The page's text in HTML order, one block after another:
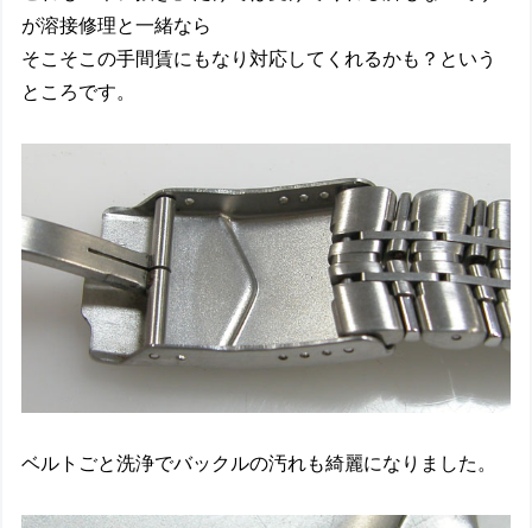
が溶接修理と一緒なら
そこそこの手間賃にもなり対応してくれるかも？という
ところです。
ベルトごと洗浄でバックルの汚れも綺麗になりました。